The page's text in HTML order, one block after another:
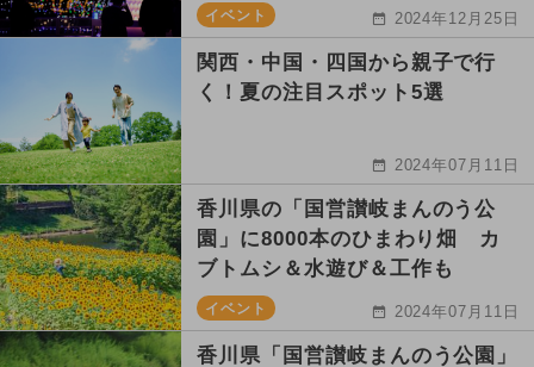
イベント 2024年12月25日
関西・中国・四国から親子で行
く！夏の注目スポット5選
2024年07月11日
香川県の「国営讃岐まんのう公
園」に8000本のひまわり畑 カ
ブトムシ＆水遊び＆工作も
イベント 2024年07月11日
香川県「国営讃岐まんのう公園」